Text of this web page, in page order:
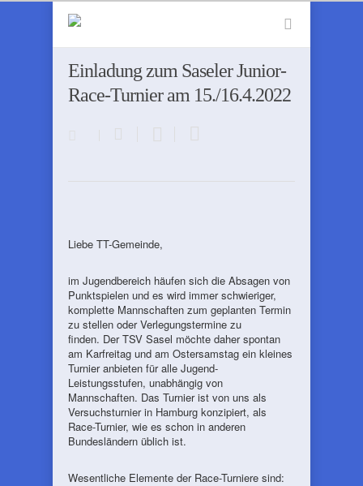
Einladung zum Saseler Junior-
Race-Turnier am 15./16.4.2022
Liebe TT-Gemeinde,
im Jugendbereich häufen sich die Absagen von
Punktspielen und es wird immer schwieriger,
komplette Mannschaften zum geplanten Termin
zu stellen oder Verlegungstermine zu
finden. Der TSV Sasel möchte daher spontan
am Karfreitag und am Ostersamstag ein kleines
Turnier anbieten für alle Jugend-
Leistungsstufen, unabhängig von
Mannschaften. Das Turnier ist von uns als
Versuchsturnier in Hamburg konzipiert, als
Race-Turnier, wie es schon in anderen
Bundesländern üblich ist.
Wesentliche Elemente der Race-Turniere sind: